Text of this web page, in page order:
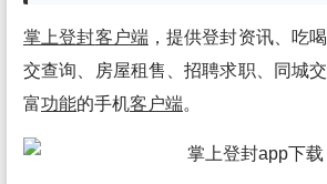
掌上登封客户端，提供登封资讯、吃
交查询、房屋租售、招聘求职、同城
富功能的手机客户端。